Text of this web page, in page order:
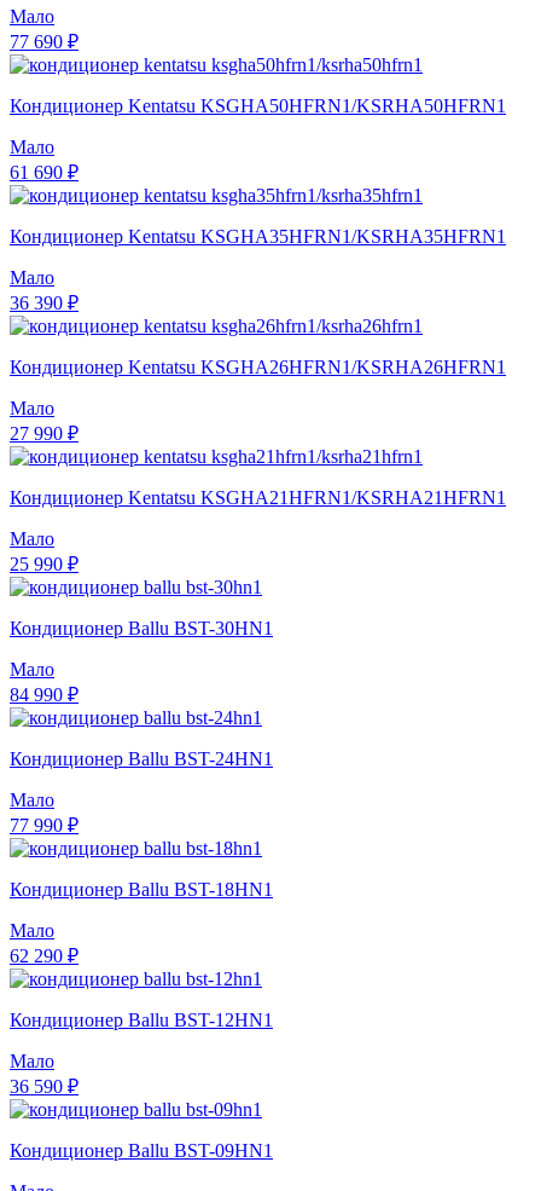
Мало
77 690 ₽
Кондиционер Kentatsu KSGHA50HFRN1/KSRHA50HFRN1
Мало
61 690 ₽
Кондиционер Kentatsu KSGHA35HFRN1/KSRHA35HFRN1
Мало
36 390 ₽
Кондиционер Kentatsu KSGHA26HFRN1/KSRHA26HFRN1
Мало
27 990 ₽
Кондиционер Kentatsu KSGHA21HFRN1/KSRHA21HFRN1
Мало
25 990 ₽
Кондиционер Ballu BST-30HN1
Мало
84 990 ₽
Кондиционер Ballu BST-24HN1
Мало
77 990 ₽
Кондиционер Ballu BST-18HN1
Мало
62 290 ₽
Кондиционер Ballu BST-12HN1
Мало
36 590 ₽
Кондиционер Ballu BST-09HN1